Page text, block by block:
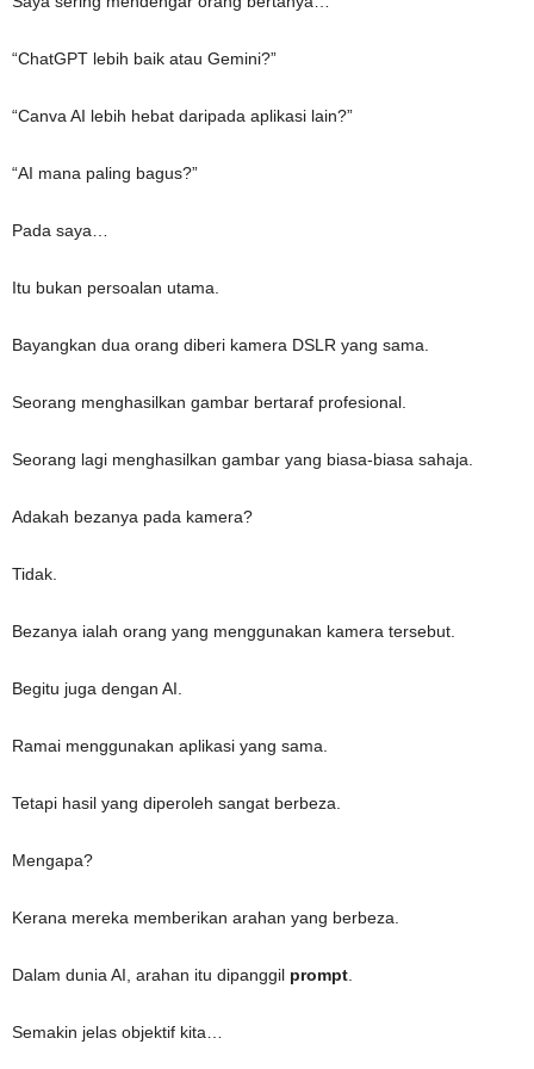
“ChatGPT lebih baik atau Gemini?”
“Canva AI lebih hebat daripada aplikasi lain?”
“AI mana paling bagus?”
Pada saya…
Itu bukan persoalan utama.
Bayangkan dua orang diberi kamera DSLR yang sama.
Seorang menghasilkan gambar bertaraf profesional.
Seorang lagi menghasilkan gambar yang biasa-biasa sahaja.
Adakah bezanya pada kamera?
Tidak.
Bezanya ialah orang yang menggunakan kamera tersebut.
Begitu juga dengan AI.
Ramai menggunakan aplikasi yang sama.
Tetapi hasil yang diperoleh sangat berbeza.
Mengapa?
Kerana mereka memberikan arahan yang berbeza.
Dalam dunia AI, arahan itu dipanggil prompt.
Semakin jelas objektif kita…